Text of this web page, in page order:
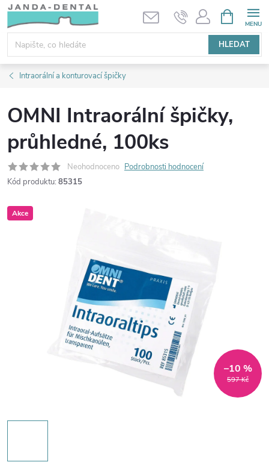
Přejít
obsah
HLEDAT
NÁKUPNÍ
KOŠÍK
Intraorální a konturovací špičky
OMNI Intraorální špičky,
průhledné, 100ks
Neohodnoceno Podrobnosti hodnocení
Kód produktu: 85315
Akce
597 Kč
–10 %